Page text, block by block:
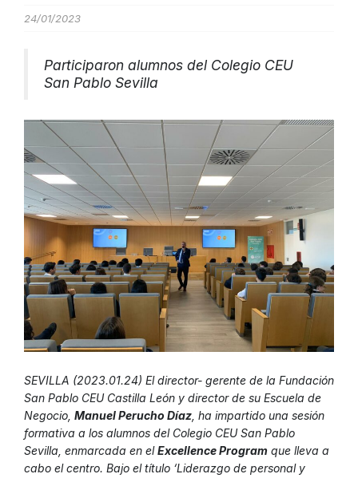
24/01/2023
Participaron alumnos del Colegio CEU
San Pablo Sevilla
SEVILLA (2023.01.24) El director- gerente de la Fundación
San Pablo CEU Castilla León y director de su Escuela de
Negocio, Manuel Perucho Díaz , ha impartido una sesión
formativa a los alumnos del Colegio CEU San Pablo
Sevilla, enmarcada en elExcellence Program que lleva a
cabo el centro. Bajo el título ‘Liderazgo de personal y